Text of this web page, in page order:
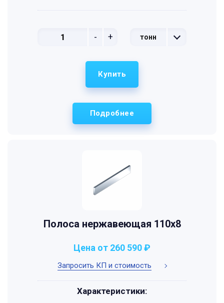
- + тонн
Подробнее
Купить
Полоса нержавеющая 110х8
Запросить КП и стоимость
Цена от 260 590 ₽
Характеристики: